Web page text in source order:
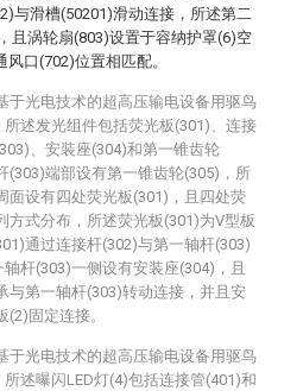
与滑槽(50201)滑动连接，所述第二
且涡轮扇(803)设置于容纳护罩(6)空
口(702)位置相匹配。
于光电技术的超高压输电设备用驱鸟
述发光组件包括荧光板(301)、连接
、安装座(304)和第一锥齿轮
(303)端部设有第一锥齿轮(305)，所
面设有四处荧光板(301)，且四处荧
方式分布，所述荧光板(301)为V型板
通过连接杆(302)与第一轴杆(303)
杆(303)一侧设有安装座(304)，且
与第一轴杆(303)转动连接，并且安
固定连接。
于光电技术的超高压输电设备用驱鸟
述曝闪LED灯(4)包括连接管(401)和